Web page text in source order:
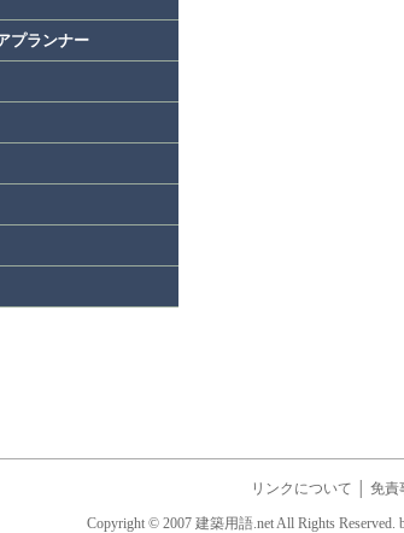
プランナー
リンクについて 免責
Copyright © 2007 建築用語.net All Rights Reserved.